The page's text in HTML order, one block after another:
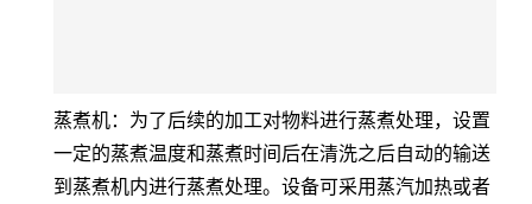
蒸煮机：为了后续的加工对物料进行蒸煮处理，设置
一定的蒸煮温度和蒸煮时间后在清洗之后自动的输送
到蒸煮机内进行蒸煮处理。设备可采用蒸汽加热或者